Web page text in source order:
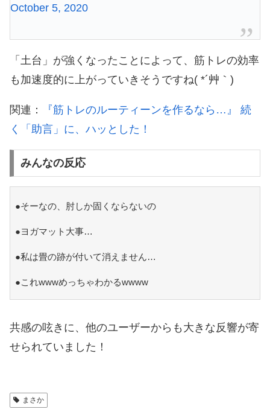
October 5, 2020
「土台」が強くなったことによって、筋トレの効率
も加速度的に上がっていきそうですね( *´艸｀)
関連：
『筋トレのルーティーンを作るなら…』 続
く「助言」に、ハッとした！
みんなの反応
●そーなの、肘しか固くならないの
●ヨガマット大事…
●私は畳の跡が付いて消えません…
●これwwwめっちゃわかるwwww
共感の呟きに、他のユーザーからも大きな反響が寄
せられていました！
まさか